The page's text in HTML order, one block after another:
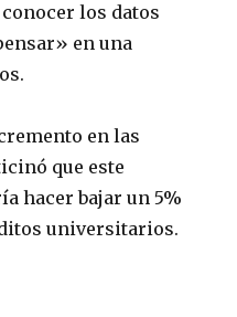
los datos
en una
en las
que este
hacer bajar un 5%
universitarios.